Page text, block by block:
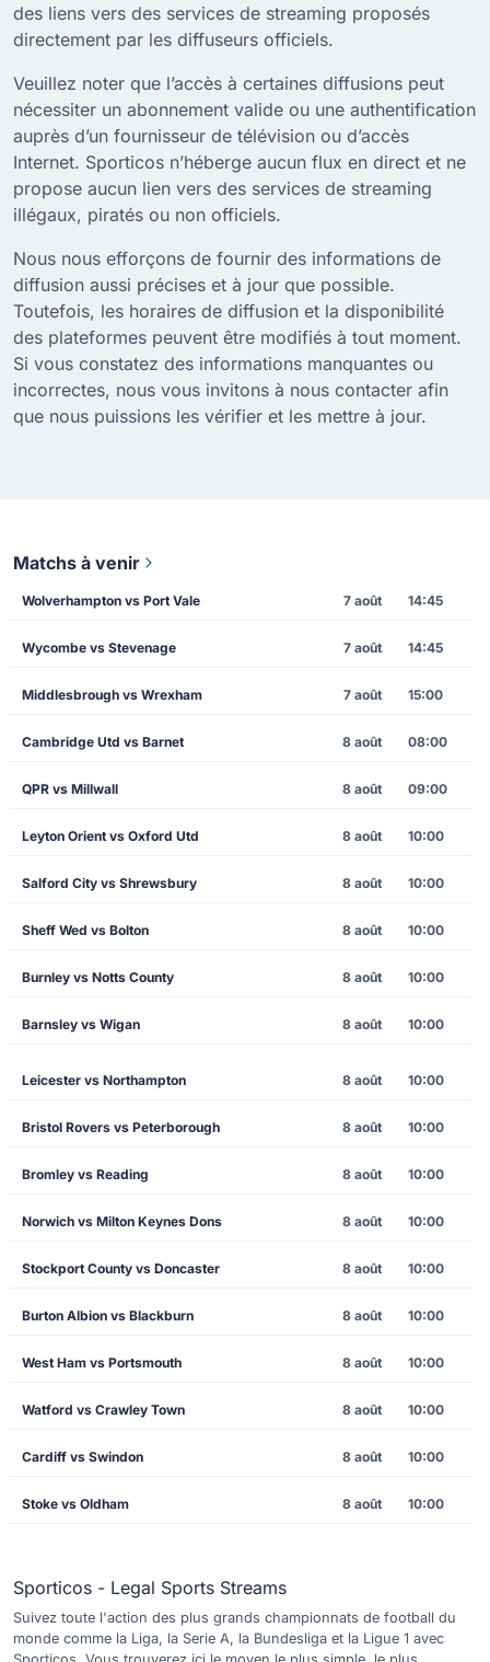
des liens vers des services de streaming proposés
directement par les diffuseurs officiels.
Veuillez noter que l’accès à certaines diffusions peut
nécessiter un abonnement valide ou une authentification
auprès d’un fournisseur de télévision ou d’accès
Internet. Sporticos n’héberge aucun flux en direct et ne
propose aucun lien vers des services de streaming
illégaux, piratés ou non officiels.
Nous nous efforçons de fournir des informations de
diffusion aussi précises et à jour que possible.
Toutefois, les horaires de diffusion et la disponibilité
des plateformes peuvent être modifiés à tout moment.
Si vous constatez des informations manquantes ou
incorrectes, nous vous invitons à nous contacter afin
que nous puissions les vérifier et les mettre à jour.
Matchs à venir
Wolverhampton vs Port Vale 7 août 14:45
Wycombe vs Stevenage 7 août 14:45
Middlesbrough vs Wrexham 7 août 15:00
Cambridge Utd vs Barnet 8 août 08:00
QPR vs Millwall 8 août 09:00
Leyton Orient vs Oxford Utd 8 août 10:00
Salford City vs Shrewsbury 8 août 10:00
Sheff Wed vs Bolton 8 août 10:00
Burnley vs Notts County 8 août 10:00
Barnsley vs Wigan 8 août 10:00
Leicester vs Northampton 8 août 10:00
Bristol Rovers vs Peterborough 8 août 10:00
Bromley vs Reading 8 août 10:00
Norwich vs Milton Keynes Dons 8 août 10:00
Stockport County vs Doncaster 8 août 10:00
Burton Albion vs Blackburn 8 août 10:00
West Ham vs Portsmouth 8 août 10:00
Watford vs Crawley Town 8 août 10:00
Cardiff vs Swindon 8 août 10:00
Stoke vs Oldham 8 août 10:00
Sporticos - Legal Sports Streams
Suivez toute l'action des plus grands championnats de football du
monde comme la Liga, la Serie A, la Bundesliga et la Ligue 1 avec